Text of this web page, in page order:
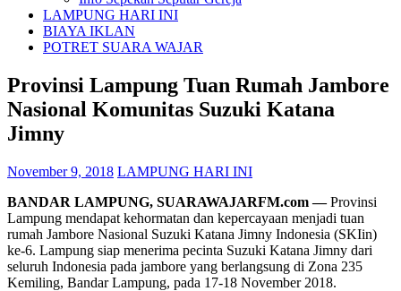
LAMPUNG HARI INI
BIAYA IKLAN
POTRET SUARA WAJAR
Provinsi Lampung Tuan Rumah Jambore
Nasional Komunitas Suzuki Katana
Jimny
November 9, 2018 LAMPUNG HARI INI
BANDAR LAMPUNG, SUARAWAJARFM.com —Provinsi
Lampung mendapat kehormatan dan kepercayaan menjadi tuan
rumah Jambore Nasional Suzuki Katana Jimny Indonesia (SKIin)
ke-6. Lampung siap menerima pecinta Suzuki Katana Jimny dari
seluruh Indonesia pada jambore yang berlangsung di Zona 235
Kemiling, Bandar Lampung, pada 17-18 November 2018.